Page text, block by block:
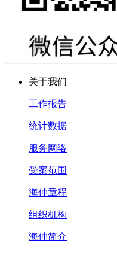
关于我们
工作报告
统计数据
服务网络
受案范围
海仲章程
组织机构
海仲简介